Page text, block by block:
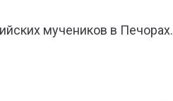
мучеников в Печорах.